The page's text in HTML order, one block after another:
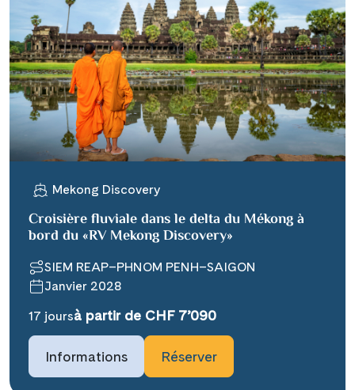
Facebook
Messenger
X
WhatsApp
Telegram
per E-Mail senden
Link kopieren
### beschreibung_headline_default
does not exist in object type Ausflug
###
Mekong Discovery
Croisière fluviale dans le delta du Mékong à
bord du «RV Mekong Discovery»
SIEM REAP–PHNOM PENH–SAIGON
Janvier 2028
17 joursà partir de CHF 7’090
Informations Réserver